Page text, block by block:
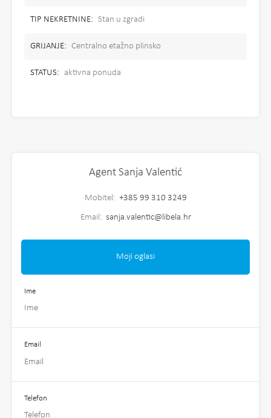
TIP NEKRETNINE: Stan u zgradi
GRIJANJE: Centralno etažno plinsko
STATUS: aktivna ponuda
Agent Sanja Valentić
Mobitel: +385 99 310 3249
Email: sanja.valentic@libela.hr
Moji oglasi
Ime
Email
Telefon